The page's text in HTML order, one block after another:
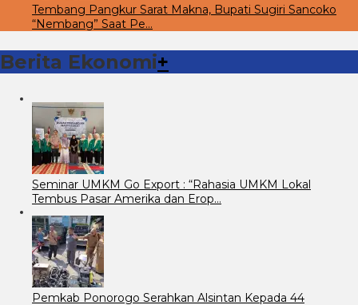
Tembang Pangkur Sarat Makna, Bupati Sugiri Sancoko
“Nembang” Saat Pe…
Berita Ekonomi+
Seminar UMKM Go Export : “Rahasia UMKM Lokal
Tembus Pasar Amerika dan Erop…
Pemkab Ponorogo Serahkan Alsintan Kepada 44